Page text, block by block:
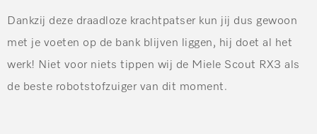
Dankzij deze draadloze krachtpatser kun jij dus gewoon
met je voeten op de bank blijven liggen, hij doet al het
werk! Niet voor niets tippen wij de Miele Scout RX3 als
de beste robotstofzuiger van dit moment.